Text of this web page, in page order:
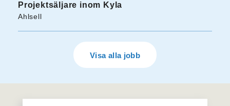
Projektsäljare inom Kyla
Ahlsell
Visa alla jobb